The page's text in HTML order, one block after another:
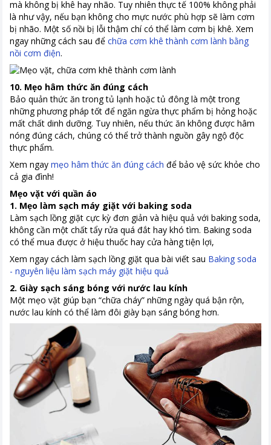
mà không bị khê hay nhão. Tuy nhiên thực tế 100% không phải
là như vậy, nếu bạn không cho mực nước phù hợp sẽ làm cơm
bị nhão. Một số nồi bị lỗi thậm chí có thể làm cơm bị khê. Xem
ngay những cách sau để chữa cơm khê thành cơm lành bằng
nồi cơm điện.
10. Mẹo hâm thức ăn đúng cách
Bảo quản thức ăn trong tủ lạnh hoặc tủ đông là một trong
những phương pháp tốt để ngăn ngừa thực phẩm bị hỏng hoặc
mất chất dinh dưỡng. Tuy nhiên, nếu thức ăn không được hâm
nóng đúng cách, chúng có thể trở thành nguồn gây ngộ độc
thực phẩm.
Xem ngay mẹo hâm thức ăn đúng cách để bảo vệ sức khỏe cho
cả gia đình!
Mẹo vặt với quần áo
1. Mẹo làm sạch máy giặt với baking soda
Làm sạch lồng giặt cực kỳ đơn giản và hiệu quả với baking soda,
không cần một chất tẩy rửa quá đắt hay khó tìm. Baking soda
có thể mua được ở hiệu thuốc hay cửa hàng tiện lợi,
Xem ngay cách làm sạch lồng giặt qua bài viết sau Baking soda
- nguyên liệu làm sạch máy giặt hiệu quả
2. Giày sạch sáng bóng với nước lau kính
Một mẹo vặt giúp bạn “chữa cháy” những ngày quá bận rộn,
nước lau kính có thể làm đôi giày bạn sáng bóng hơn.